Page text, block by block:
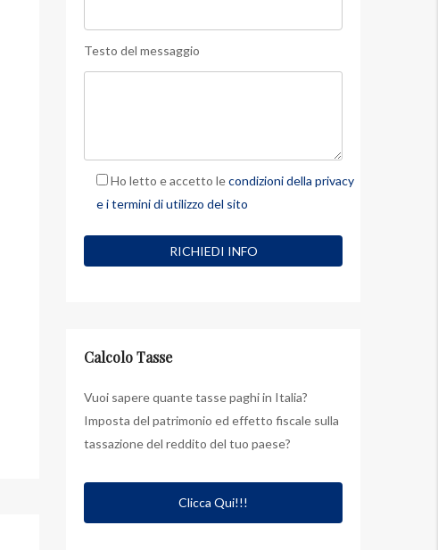
Testo del messaggio
Ho letto e accetto lecondizioni della privacy
e i termini di utilizzo del sito
Calcolo Tasse
Vuoi sapere quante tasse paghi in Italia?
Imposta del patrimonio ed effetto fiscale sulla
tassazione del reddito del tuo paese?
Clicca Qui!!!